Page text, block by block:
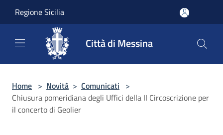
Regione Sicilia
Città di Messina
Home > Novità > Comunicati >
Chiusura pomeridiana degli Uffici della II Circoscrizione per
il concerto di Geolier